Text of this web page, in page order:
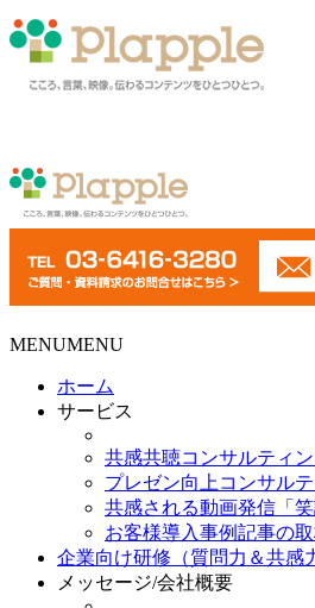
MENUMENU
ホーム
サービス
共感共聴コンサルティ
プレゼン向上コンサル
共感される動画発信「笑
お客様導入事例記事の
企業向け研修（質問力＆共感
メッセージ/会社概要